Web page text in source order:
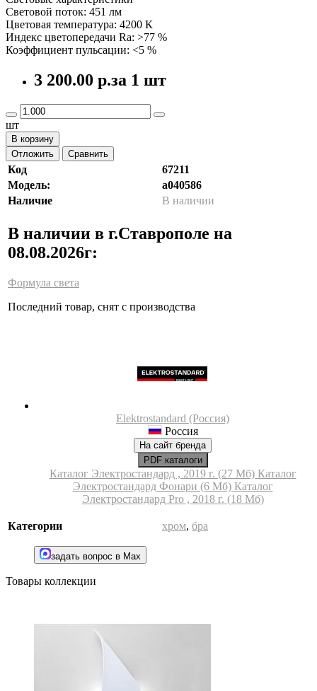
Световой поток: 451 лм
Цветовая температура: 4200 К
Индекс цветопередачи Ra: >77 %
Коэффициент пульсации: <5 %
3 200.00 р.за 1 шт
шт
В корзину
Отложить
Сравнить
Код
67211
Модель:
a040586
Наличие
В наличии
В наличии в г.Ставрополе на
08.08.2026г:
Формула света
Последний товар, снят с производства
Elektrostandard (Россия)
Россия
На сайт бренда
PDF каталоги
Каталог Электростандард , 2019 г. (27 Мб) Каталог
Электростандард Фонари (6 Мб) Каталог
Электростандард Pro , 2018 г. (18 Мб)
Категории хром, бра
задать вопрос в Max
Товары коллекции